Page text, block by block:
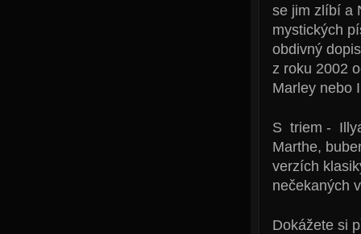
se jim zlíbí a
mystických
obdivný
z roku 2002
Marley nebo
S triem -
Marthe,
verzích
nečekaných
Dokážete si